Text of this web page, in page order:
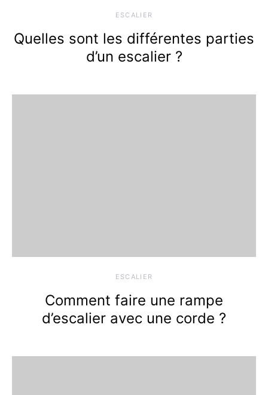
ESCALIER
Quelles sont les différentes parties
d’un escalier ?
ESCALIER
Comment faire une rampe
d’escalier avec une corde ?